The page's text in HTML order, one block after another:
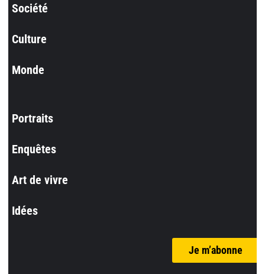
Société
Culture
Monde
Portraits
Enquêtes
Art de vivre
Idées
Je m’abonne